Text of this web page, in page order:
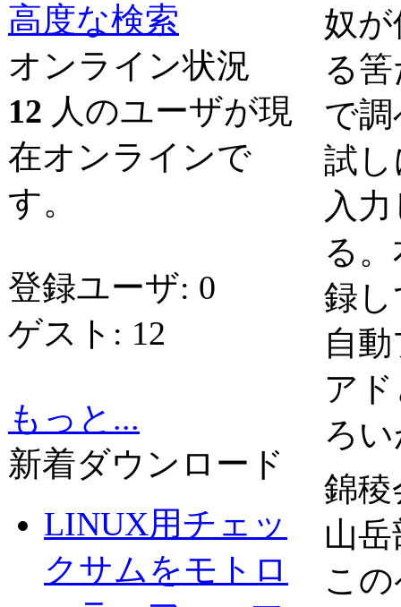
高度な検索
オンライン状況
12 人のユーザが現
在オンラインで
す。
登録ユーザ: 0
ゲスト: 12
もっと...
新着ダウンロード
LINUX用チェッ
クサムをモトロ
奴
る
で
試
入
る
録
自
ア
ろ
錦稜
山
こ